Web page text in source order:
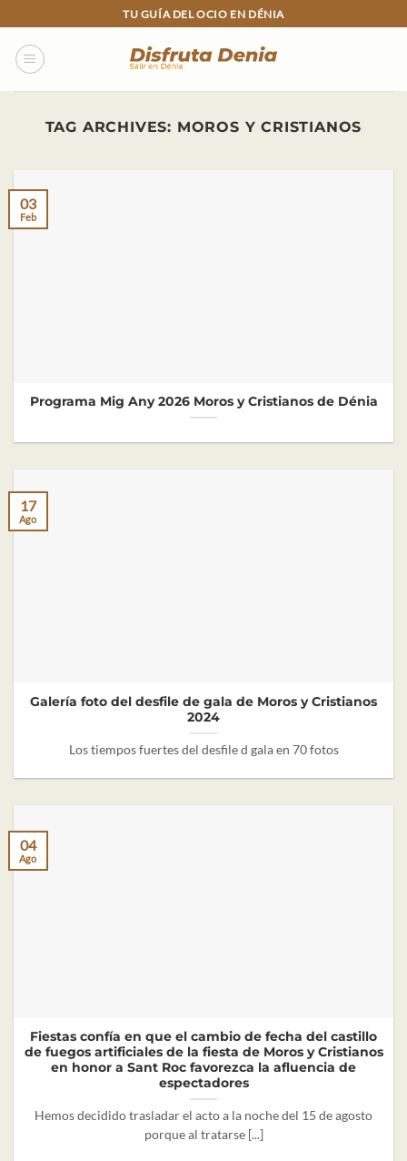
to
content
TU GUÍA DEL OCIO EN DÉNIA
TAG ARCHIVES: MOROS Y CRISTIANOS
Programa Mig Any 2026 Moros y Cristianos de Dénia
03
Feb
Galería foto del desfile de gala de Moros y Cristianos
2024
Los tiempos fuertes del desfile d gala en 70 fotos
17
Ago
Fiestas confía en que el cambio de fecha del castillo
de fuegos artificiales de la fiesta de Moros y Cristianos
en honor a Sant Roc favorezca la afluencia de
espectadores
Hemos decidido trasladar el acto a la noche del 15 de agosto
porque al tratarse [...]
04
Ago